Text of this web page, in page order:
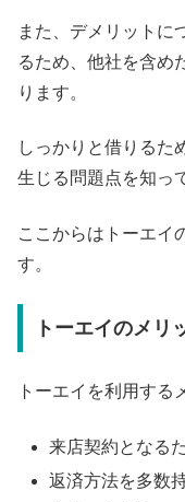
また、デメリットに
るため、他社を含め
ります。
しっかりと借りるた
生じる問題点を知っ
ここからはトーエイ
す。
トーエイのメリ
トーエイを利用する
来店契約となる
返済方法を多数